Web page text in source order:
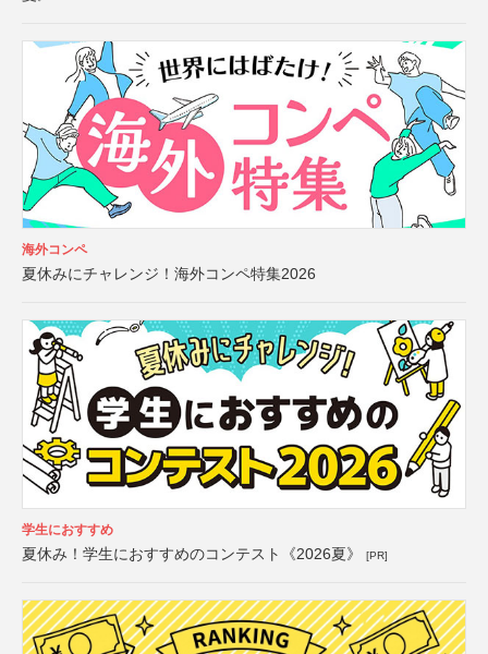
海外コンペ
夏休みにチャレンジ！海外コンペ特集2026
学生におすすめ
夏休み！学生におすすめのコンテスト《2026夏》 [PR]